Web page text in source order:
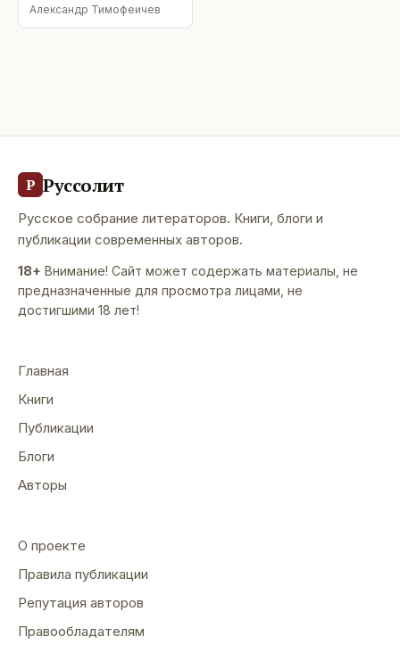
Александр Тимофеичев
Р Руссолит
Русское собрание литераторов. Книги, блоги и
публикации современных авторов.
18+ Внимание! Сайт может содержать материалы, не
предназначенные для просмотра лицами, не
достигшими 18 лет!
Главная
Книги
Публикации
Блоги
Авторы
О проекте
Правила публикации
Репутация авторов
Правообладателям